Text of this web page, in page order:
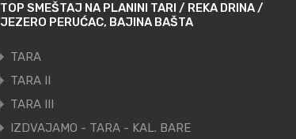
TOP SMEŠTAJ NA PLANINI TARI / REKA DRINA /
JEZERO PERUĆAC, BAJINA BAŠTA
TARA
TARA II
TARA III
IZDVAJAMO - TARA - KAL. BARE